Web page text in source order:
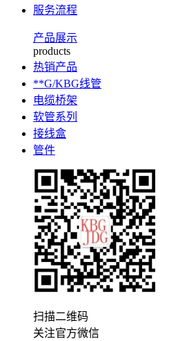
服务流程
产品展示
products
热销产品
**G/KBG线管
电缆桥架
软管系列
接线盒
管件
扫描二维码
关注官方微信